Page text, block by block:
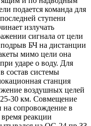
подается команда для
ступени
излучать
сигнала от цели
БЧ на дистанции
мимо цели она
ударе о воду. Для
состав системы
станция
воздушных целей
25-30 км. Совмещение
на сопровождение в
реакции